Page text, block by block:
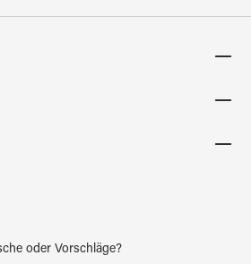
oder Vorschläge?